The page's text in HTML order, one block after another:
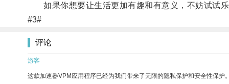
如果你想要让生活更加有趣和有意义，不妨试试乐
#3#
评论
游客
这款加速器VPM应用程序已经为我们带来了无限的隐私保护和安全性保护